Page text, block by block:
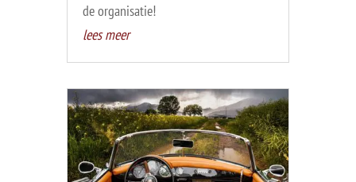
de organisatie!
lees meer